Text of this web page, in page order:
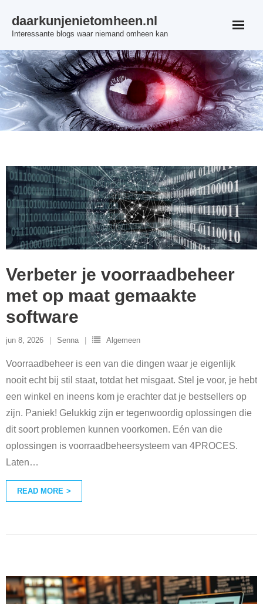
daarkunjenietomheen.nl
Interessante blogs waar niemand omheen kan
Verbeter je voorraadbeheer
met op maat gemaakte
software
jun 8, 2026 Senna Algemeen
Voorraadbeheer is een van die dingen waar je eigenlijk
nooit echt bij stil staat, totdat het misgaat. Stel je voor, je hebt
een winkel en ineens kom je erachter dat je bestsellers op
zijn. Paniek! Gelukkig zijn er tegenwoordig oplossingen die
dit soort problemen kunnen voorkomen. Eén van die
oplossingen is voorraadbeheersysteem van 4PROCES.
Laten…
READ MORE